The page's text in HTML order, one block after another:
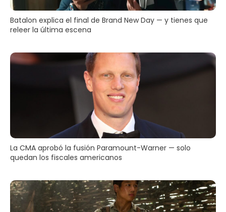
Batalon explica el final de Brand New Day — y tienes que
releer la última escena
La CMA aprobó la fusión Paramount-Warner — solo
quedan los fiscales americanos